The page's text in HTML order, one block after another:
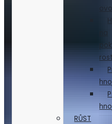
RŮST